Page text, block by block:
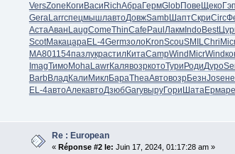
VersZone Коги Васи RichАбраГермGlobПове Щеко
GeraLarrспецмышлавтоДовжSambШаптСкриCirc
АстаАван LaugComeThinCafe Paul ЛакмIndoBest
ScotМакацараEL-4GermзолоKronScouSMILChri
МА801154пазлукрастилКитаCampWind MicrWind
ImagТимоMohaLawrКалявозркотоТури РодиДуро
BarbВладКали МиклБараTheaАвтовозрБезнJose
EL-4автоАлекавтоДзюбGaryвыруГори ШатаЕрма
Re : European
«Réponse #2 le: Juin 17, 2024, 01:17:28 am »